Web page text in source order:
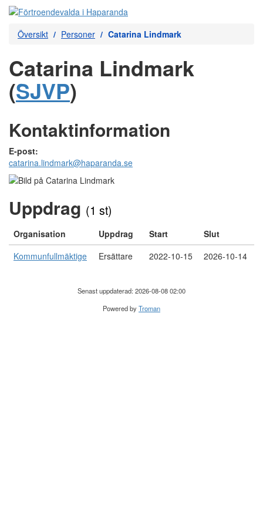
Översikt Personer Catarina Lindmark
Catarina Lindmark
(SJVP)
Kontaktinformation
E-post:
catarina.lindmark@haparanda.se
Uppdrag (1 st)
Organisation Uppdrag Start
Slut
Kommunfullmäktige
Ersättare 2022-10-15 2026-10-14
Senast uppdaterad: 2026-08-08 02:00
Powered byTroman